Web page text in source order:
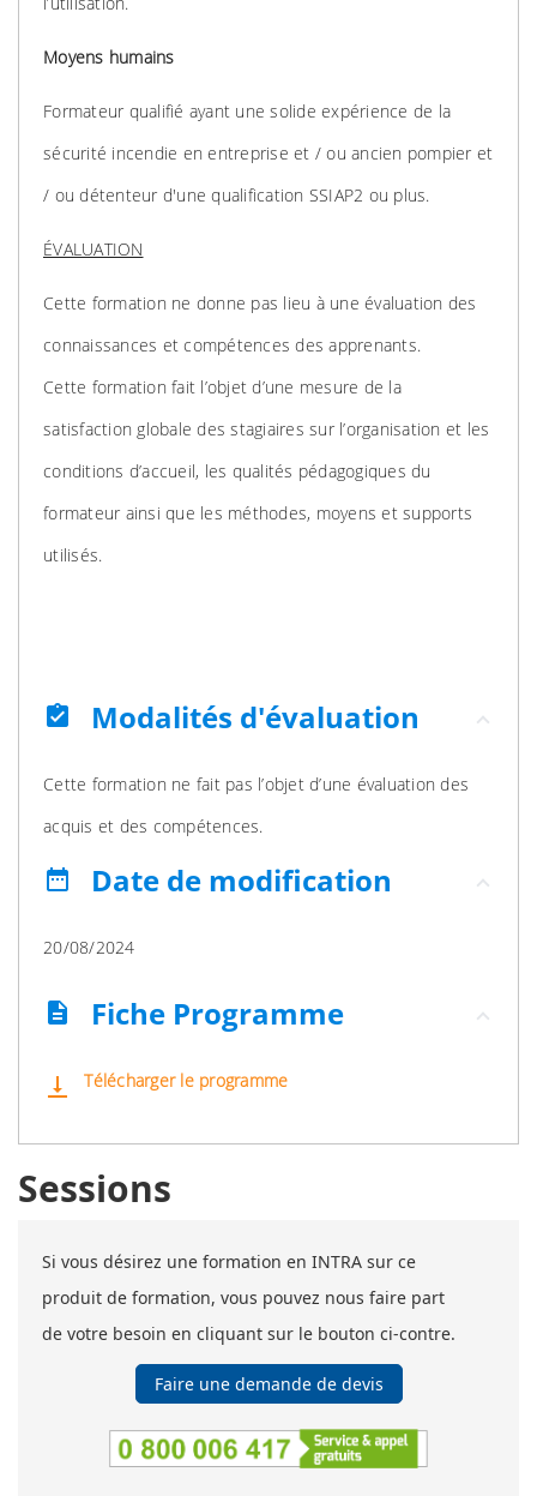
Moyens humains
Formateur qualifié ayant une solide expérience de la
sécurité incendie en entreprise et / ou ancien pompier et
/ ou détenteur d'une qualification SSIAP2 ou plus.
ÉVALUATION
Cette formation ne donne pas lieu à une évaluation des
connaissances et compétences des apprenants.
Cette formation fait l’objet d’une mesure de la
satisfaction globale des stagiaires sur l’organisation et les
conditions d’accueil, les qualités pédagogiques du
formateur ainsi que les méthodes, moyens et supports
utilisés.
assignment_turned_in Modalités d'évaluation
Cette formation ne fait pas l’objet d’une évaluation des
acquis et des compétences.
date_range Date de modification
20/08/2024
description Fiche Programme
vertical_align_bottom Télécharger le programme
Sessions
Si vous désirez une formation en INTRA sur ce
produit de formation, vous pouvez nous faire part
de votre besoin en cliquant sur le bouton ci-contre.
Faire une demande de devis